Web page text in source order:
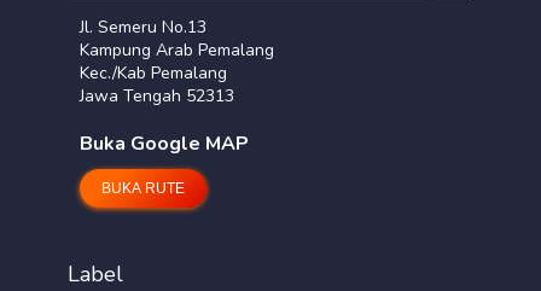
Jl. Semeru No.13
Kampung Arab Pemalang
Kec./Kab Pemalang
Jawa Tengah 52313
Buka Google MAP
BUKA RUTE
Label